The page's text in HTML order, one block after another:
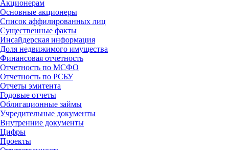
Акционерам
Основные акционеры
Список аффилированных лиц
Существенные факты
Инсайдерская информация
Доля недвижимого имущества
Финансовая отчетность
Отчетность по МСФО
Отчетность по РСБУ
Отчеты эмитента
Годовые отчеты
Облигационные займы
Учредительные документы
Внутренние документы
Цифры
Проекты